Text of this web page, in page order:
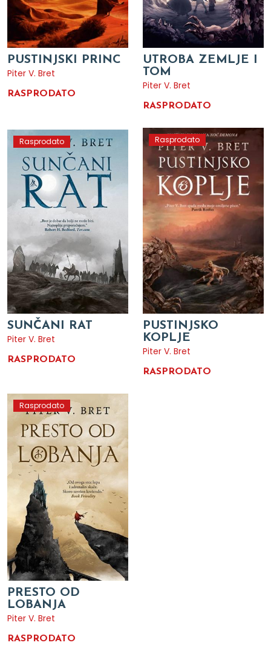
PUSTINJSKI PRINC
Piter V. Bret
RASPRODATO
UTROBA ZEMLJE I
TOM
Piter V. Bret
RASPRODATO
Rasprodato
SUNČANI RAT
Piter V. Bret
RASPRODATO
Rasprodato
PUSTINJSKO
KOPLJE
Piter V. Bret
RASPRODATO
Rasprodato
PRESTO OD
LOBANJA
Piter V. Bret
RASPRODATO